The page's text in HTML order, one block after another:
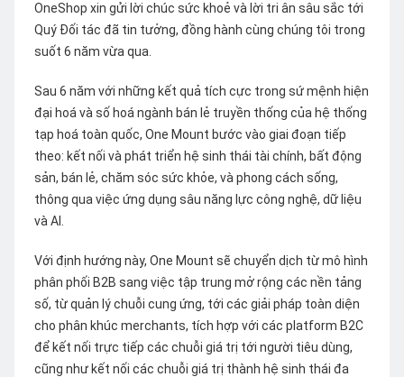
OneShop xin gửi lời chúc sức khoẻ và lời tri ân sâu sắc tới
Quý Đối tác đã tin tưởng, đồng hành cùng chúng tôi trong
suốt 6 năm vừa qua.
Sau 6 năm với những kết quả tích cực trong sứ mệnh hiện
đại hoá và số hoá ngành bán lẻ truyền thống của hệ thống
tạp hoá toàn quốc, One Mount bước vào giai đoạn tiếp
theo: kết nối và phát triển hệ sinh thái tài chính, bất động
sản, bán lẻ, chăm sóc sức khỏe, và phong cách sống,
thông qua việc ứng dụng sâu năng lực công nghệ, dữ liệu
và AI.
Với định hướng này, One Mount sẽ chuyển dịch từ mô hình
phân phối B2B sang việc tập trung mở rộng các nền tảng
số, từ quản lý chuỗi cung ứng, tới các giải pháp toàn diện
cho phân khúc merchants, tích hợp với các platform B2C
để kết nối trực tiếp các chuỗi giá trị tới người tiêu dùng,
cũng như kết nối các chuỗi giá trị thành hệ sinh thái đa